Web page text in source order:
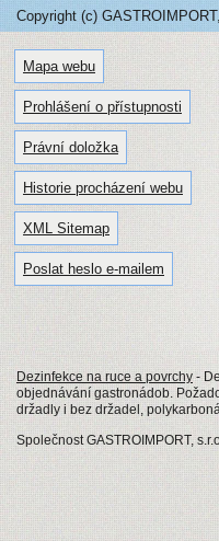
Copyright (c)
Mapa webu
Prohlášení o přístupnosti
Právní doložka
Historie procházení webu
XML Sitemap
Poslat heslo e-mailem
Dezinfekce na ruce a povrchy -
objednávání gastronádob.
držadly i bez držadel,
Společnost GASTROIMPORT,